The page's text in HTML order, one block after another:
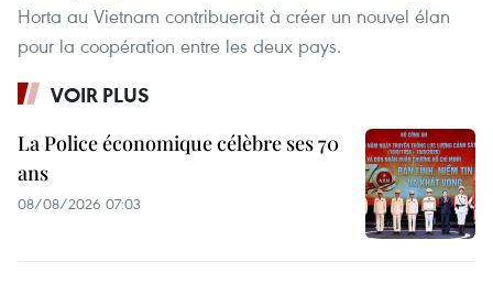
Horta au Vietnam contribuerait à créer un nouvel élan
pour la coopération entre les deux pays.
VOIR PLUS
La Police économique célèbre ses 70
ans
08/08/2026 07:03